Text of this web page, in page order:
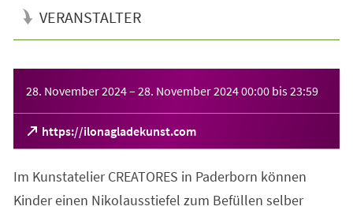
VERANSTALTER
28. November 2024– 28. November 202400:00 bis23:59
https://ilonagladekunst.com
(Öffnet
in
neuen
Tab)
Im Kunstatelier CREATORES in Paderborn können
Kinder einen Nikolausstiefel zum Befüllen selber